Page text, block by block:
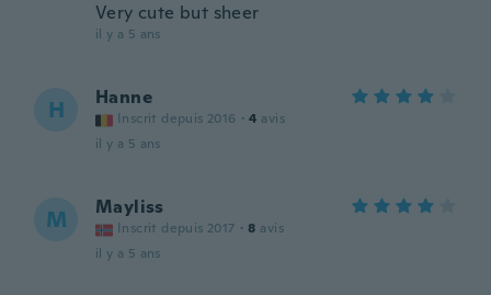
Very cute but sheer
il y a 5 ans
H Hanne
Inscrit depuis 2016 · 4 avis
il y a 5 ans
M Mayliss
Inscrit depuis 2017 · 8 avis
il y a 5 ans